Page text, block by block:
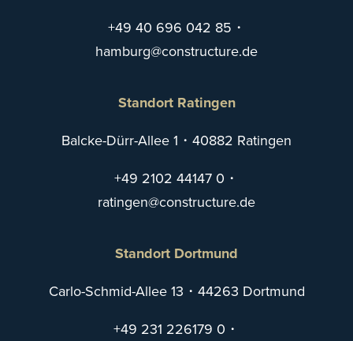
+49 40 696 042 85 ・
ed.er
utcur
tsnoc
@grub
mah
Standort Ratingen
Balcke-Dürr-Allee 1・40882 Ratingen
+49 2102 44147 0 ・
ed.er
utcur
tsnoc
@negn
itar
Standort Dortmund
Carlo-Schmid-Allee 13・44263 Dortmund
+49 231 226179 0 ・